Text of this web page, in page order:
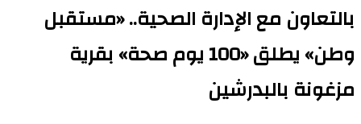
بالتعاون مع الإدارة الصحية.. «مستقبل
وطن» يطلق «100 يوم صحة» بقرية
مزغونة بالبدرشين